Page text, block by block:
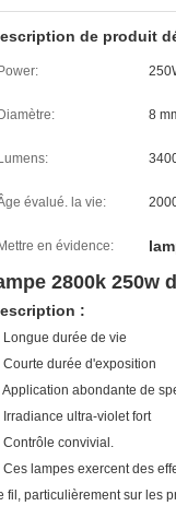
de produit
Power:
Diamètre: 8
Lumens:
évalué. la vie:
Mettre en évidence:
2800k 250w
:
Longue durée de vie
Courte durée d'exposition
Application abondante de
Irradiance ultra-violet fort
Contrôle convivial.
Ces lampes exercent des
fil, particulièrement sur les